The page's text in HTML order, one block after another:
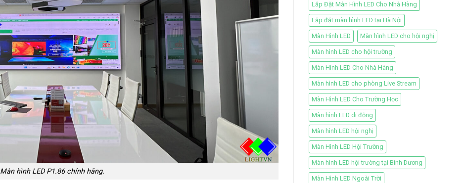
Màn hình LED P1.86 chính hãng.
Lắp Đặt Màn Hình LED Cho Nhà Hàng
Lắp đặt màn hình LED tại Hà Nội
Màn Hình LED Màn hình LED cho hội nghị
Màn hình LED cho hội trường
Màn Hình LED Cho Nhà Hàng
Màn hình LED cho phòng Live Stream
Màn Hình LED Cho Trường Học
Màn hình LED di động
Màn hình LED hội nghị
Màn Hình LED Hội Trường
Màn hình LED hội trường tại Bình Dương
Màn Hình LED Ngoài Trời